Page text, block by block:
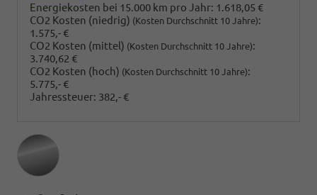
Energiekosten bei 15.000 km pro Jahr: 1.618,05 €
CO2 Kosten (niedrig) (Kosten Durchschnitt 10 Jahre):
1.575,- €
CO2 Kosten (mittel) (Kosten Durchschnitt 10 Jahre):
3.740,62 €
CO2 Kosten (hoch) (Kosten Durchschnitt 10 Jahre):
5.775,- €
Jahressteuer: 382,- €